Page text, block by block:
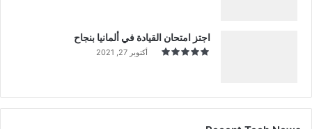
اجتز امتحان القيادة في ألمانيا بنجاح
أكتوبر 27, 2021